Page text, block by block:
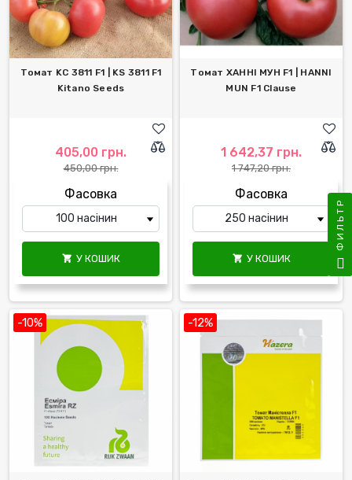
Томат KС 3811 F1 | KS 3811 F1
Kitano Seeds
405,00 грн.
450,00 грн.
Фасовка
 У КОШИК
Томат ХАННІ МУН F1 | HANNI
MUN F1 Clause
1 642,37 грн.
1 747,20 грн.
Фасовка
 У КОШИК
-10% -12%
ФИЛЬТР